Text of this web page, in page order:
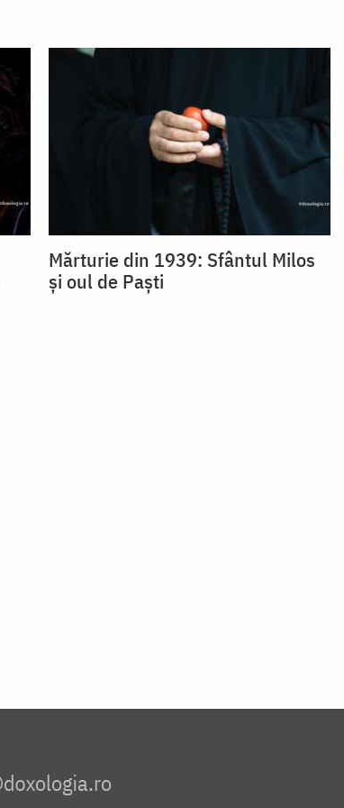
Mărturie din 1939: Sfântul Milos
și oul de Paști